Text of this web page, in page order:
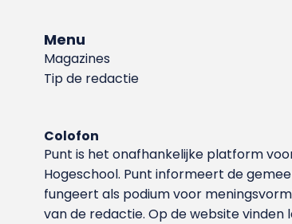
Menu
Magazines
Tip de redactie
Colofon
Punt is het onafhankelijke platform
Hoge­school. Punt informeert de
fungeert als podium voor
van de redactie. Op de website